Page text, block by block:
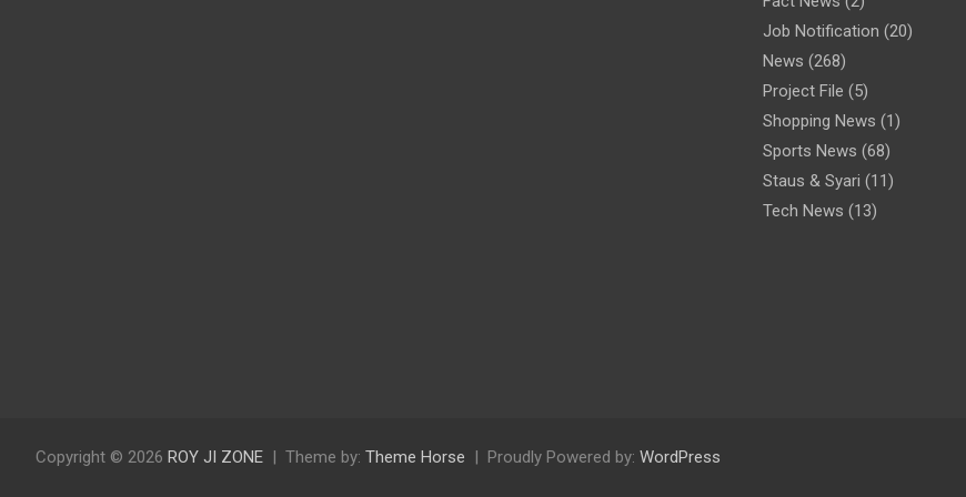
Job Notification (20)
News (268)
Project File (5)
Shopping News (1)
Sports News (68)
Staus & Syari (11)
Tech News (13)
Copyright © 2026 ROY JI ZONE Theme by: Theme Horse Proudly Powered by: WordPress